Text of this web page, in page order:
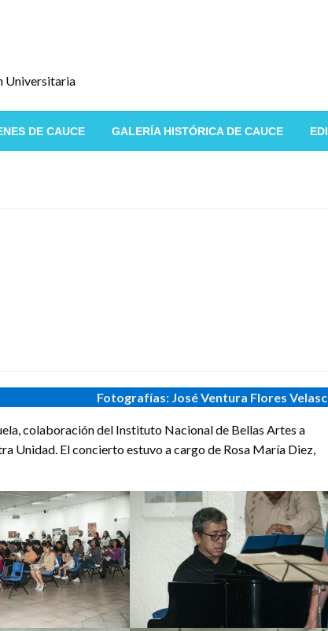
Universitaria
DE CAUCE GALERÍA HISTÓRICA DE CAUCE
Fotografías: José Ventura Flores
colaboración del Instituto Nacional de Bellas Artes a
Unidad. El concierto estuvo a cargo de Rosa María Diez,